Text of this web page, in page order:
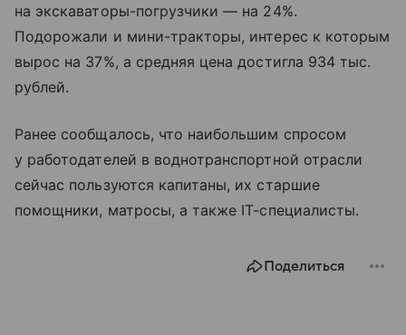
на экскаваторы-погрузчики — на 24%.
Подорожали и мини-тракторы, интерес к которым
вырос на 37%, а средняя цена достигла 934 тыс.
рублей.
Ранее сообщалось, что наибольшим спросом
у работодателей в воднотранспортной отрасли
сейчас пользуются капитаны, их старшие
помощники, матросы, а также IT-специалисты.
Поделиться